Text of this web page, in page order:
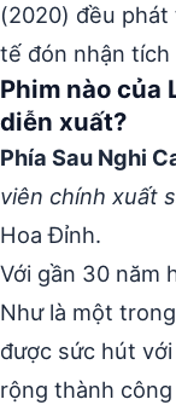
(2020) đều
tế đón nhận tích
Phim nào của
diễn xuất?
Phía Sau Nghi
viên chính xuất
Hoa Đỉnh.
Với gần 30 năm
Như là một
được sức hút
rộng thành